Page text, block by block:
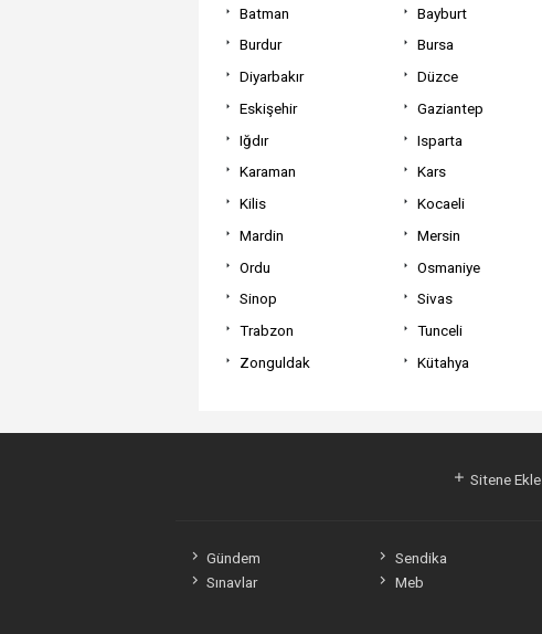
Batman
Bayburt
Burdur
Bursa
Diyarbakır
Düzce
Eskişehir
Gaziantep
Iğdır
Isparta
Karaman
Kars
Kilis
Kocaeli
Mardin
Mersin
Ordu
Osmaniye
Sinop
Sivas
Trabzon
Tunceli
Zonguldak
Kütahya
Sitene Ekle
Gündem
Sendika
Sınavlar
Meb